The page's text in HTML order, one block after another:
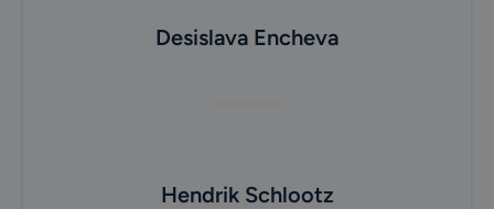
Desislava Encheva
Hendrik Schlootz